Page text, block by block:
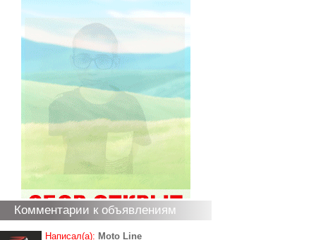
Комментарии к объявлениям
Написал(а): Moto Line